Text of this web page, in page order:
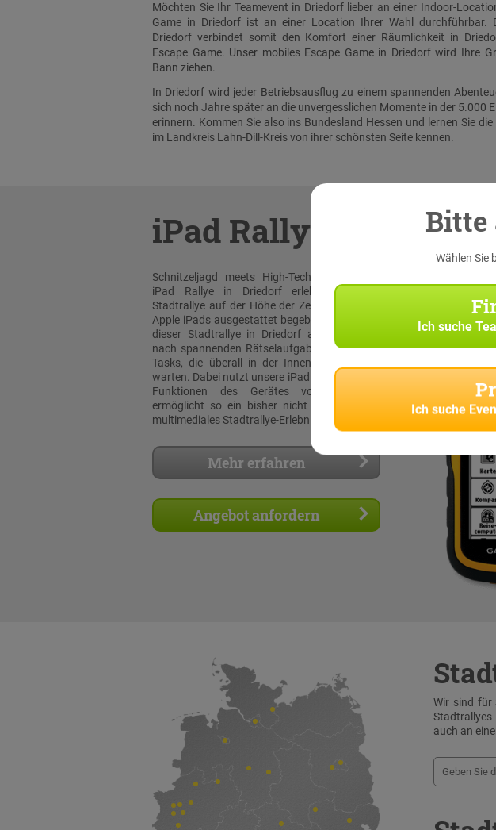
Möchten Sie Ihr Teamevent in Driedorf lieber an einer Indoor-
Game in Driedorf ist an einer Location Ihrer Wahl durchführbar.
Driedorf verbindet somit den Komfort einer Räumlichkeit in
Escape Game. Unser mobiles Escape Game in Driedorf wird Ihre
Bann ziehen.
In Driedorf wird jeder Betriebsausflug zu einem spannenden
sich noch Jahre später an die unvergesslichen Momente in der 5.000
erinnern. Kommen Sie also ins Bundesland Hessen und lernen Sie
im Landkreis Lahn-Dill-Kreis von ihrer schönsten Seite kennen.
iPad Rallye
Schnitzeljagd meets High-Tech: Bei unserer
iPad Rallye in Driedorf erleben sie eine
Stadtrallye auf der Höhe der Zeit! Mit original
Apple iPads ausgestattet begeben Sie sich bei
dieser Stadtrallye in Driedorf auf die Suche
nach spannenden Rätselaufgaben und Team-
Tasks, die überall in der Innenstadt auf Sie
warten. Dabei nutzt unsere iPad Rallye App die
Funktionen des Gerätes voll aus und
ermöglicht so ein bisher nicht dagewesenes
multimediales Stadtrallye-Erlebnis!
Mehr erfahren
Angebot anfordern
Wir sind für
auch an
Bitte
Wählen Sie
Ich suche
Ich suche